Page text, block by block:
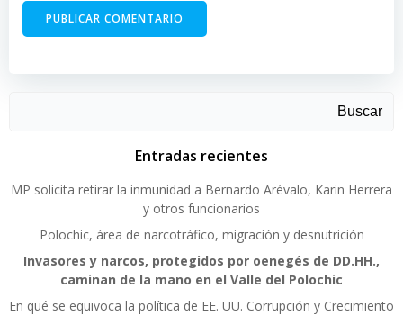
Buscar
Entradas recientes
MP solicita retirar la inmunidad a Bernardo Arévalo, Karin Herrera
y otros funcionarios
Polochic, área de narcotráfico, migración y desnutrición
Invasores y narcos, protegidos por oenegés de DD.HH.,
caminan de la mano en el Valle del Polochic
En qué se equivoca la política de EE. UU. Corrupción y Crecimiento